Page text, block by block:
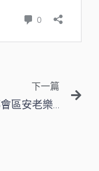
下一篇
華人都會區安老樂活的實踐